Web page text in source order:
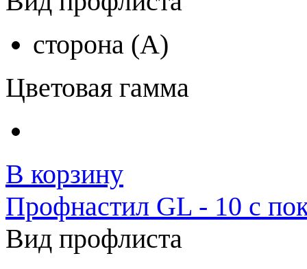
сторона (A)
Цветовая гамма
В корзину
Профнастил GL - 10 с
Вид профлиста